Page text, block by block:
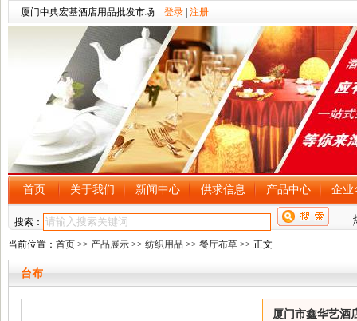
厦门中典宏基酒店用品批发市场 登录 注册
首页 关于我们 新闻中心 供求信息 产品中心 企业
搜索：
当前位置： 首页 >> 产品展示 >> 纺织用品 >> 餐厅布草 >> 正文
台布
厦门市鑫华艺酒